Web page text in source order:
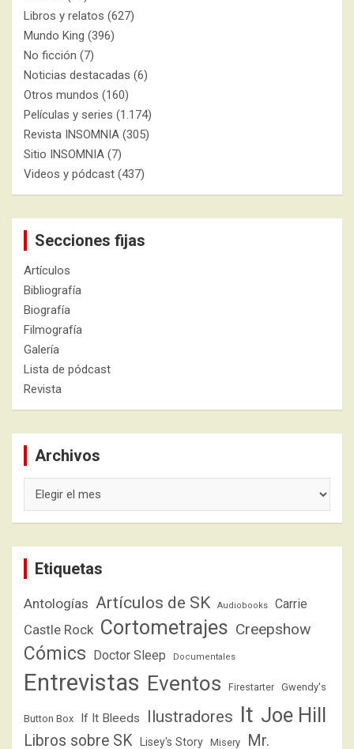
Libros y relatos (627)
Mundo King (396)
No ficción (7)
Noticias destacadas (6)
Otros mundos (160)
Películas y series (1.174)
Revista INSOMNIA (305)
Sitio INSOMNIA (7)
Videos y pódcast (437)
Secciones fijas
Artículos
Bibliografía
Biografía
Filmografía
Galería
Lista de pódcast
Revista
Archivos
Etiquetas
Antologías Artículos de SK Audiobooks Carrie
Castle Rock Cortometrajes Creepshow
Cómics Doctor Sleep Documentales
Entrevistas Eventos Firestarter Gwendy's
Button Box If It Bleeds Ilustradores It Joe Hill
Libros sobre SK Lisey's Story Misery Mr.